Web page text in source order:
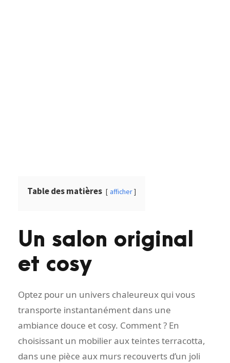
Table des matières afficher
Un salon original
et cosy
Optez pour un univers chaleureux qui vous
transporte instantanément dans une
ambiance douce et cosy. Comment ? En
choisissant un mobilier aux teintes terracotta,
dans une pièce aux murs recouverts d’un joli